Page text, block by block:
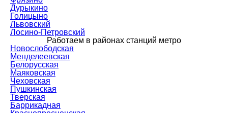
Дурыкино
Голицыно
Львовский
Лосино-Петровский
Работаем в районах станций метро
Новослободская
Менделеевская
Белорусская
Маяковская
Чеховская
Пушкинская
Тверская
Баррикадная